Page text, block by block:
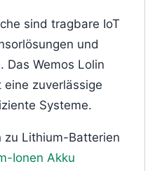
sind tragbare IoT
und
Das Wemos Lolin
eine zuverlässige
Systeme.
zu Lithium-Batterien
Ionen Akku